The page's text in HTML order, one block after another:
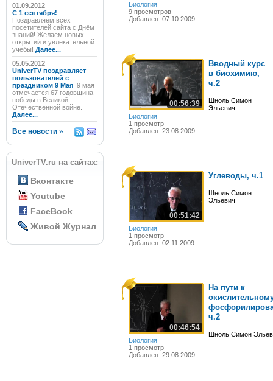
01.09.2012
C 1 сентября!
Поздравляем всех
посетителей сайта с Днём
знаний! Желаем новых
открытий и увлекательной
учёбы! Далее...
05.05.2012
UniverTV поздравляет
пользователей с
праздником 9 Мая 9 мая
отмечается 67 годовщина
победы в Великой
Отечественной войне.
Далее...
Все новости »
UniverTV.ru на сайтах:
Вконтакте
Youtube
FaceBook
Живой Журнал
Биология
9 просмотров
Добавлен: 07.10.2009
00:56:39
Биология
1 просмотр
Добавлен: 23.08.2009
Вводный курс
в биохимию,
ч.2
Шноль Симон
Эльевич
00:51:42
Биология
1 просмотр
Добавлен: 02.11.2009
Углеводы, ч.1
Шноль Симон
Эльевич
00:46:54
Биология
1 просмотр
Добавлен: 29.08.2009
На пути к
ч.2
Шноль Симон